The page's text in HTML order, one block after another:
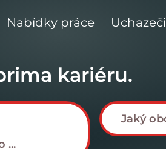
Nabídky práce Uchazeči
kariéru.